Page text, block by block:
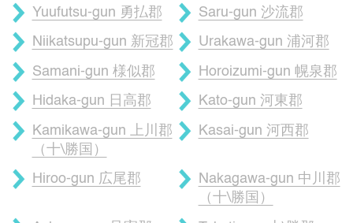
Yuufutsu-gun 勇払郡 Saru-gun 沙流郡
Niikatsupu-gun 新冠郡 Urakawa-gun 浦河郡
Samani-gun 様似郡 Horoizumi-gun 幌泉郡
Hidaka-gun 日高郡 Kato-gun 河東郡
Kamikawa-gun 上川郡
（十\勝国）
Kasai-gun 河西郡
Hiroo-gun 広尾郡
Nakagawa-gun 中川郡
（十\勝国）